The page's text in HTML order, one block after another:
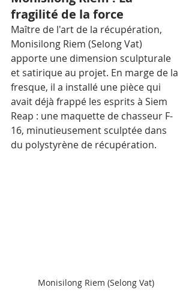
fragilité de la force
Maître de l'art de la récupération,
Monisilong Riem (Selong Vat)
apporte une dimension sculpturale
et satirique au projet. En marge de la
fresque, il a installé une pièce qui
avait déjà frappé les esprits à Siem
Reap : une maquette de chasseur F-
16, minutieusement sculptée dans
du polystyrène de récupération.
Monisilong Riem (Selong Vat)